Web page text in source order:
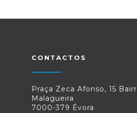
CONTACTOS
Praça Zeca Afonso, 15
Malagueira
7000-379 Évora